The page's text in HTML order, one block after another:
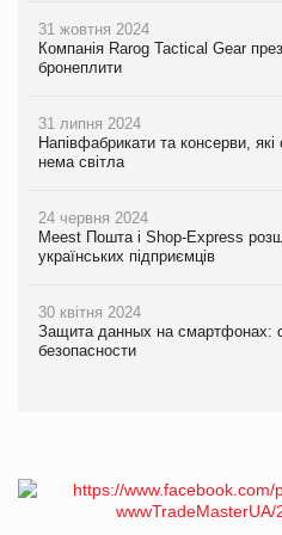
31 жовтня 2024
Компанія Rarog Tactical Gear
бронеплити
31 липня 2024
Напівфабрикати та консерви,
нема світла
24 червня 2024
Meest Пошта і Shop-Express
українських підприємців
30 квітня 2024
Защита данных на смартфонах:
безопасности